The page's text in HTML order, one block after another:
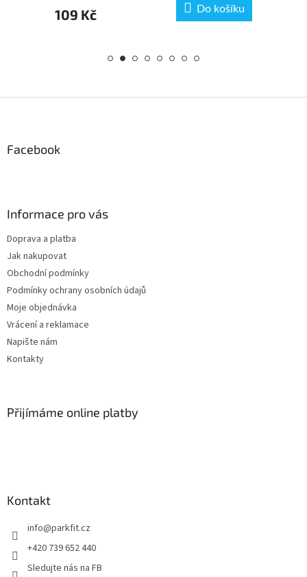
109 Kč Do košíku
Facebook
Informace pro vás
Doprava a platba
Jak nakupovat
Obchodní podmínky
Podmínky ochrany osobních údajů
Moje objednávka
Vrácení a reklamace
Napište nám
Kontakty
Přijímáme online platby
Kontakt
info@parkfit.cz
+420 739 652 440
Sledujte nás na FB